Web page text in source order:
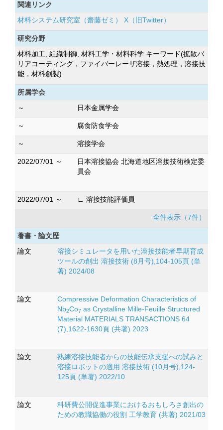
関連リンク
材料システム研究室（齋藤ゼミ） X（旧Twitter）
研究分野
材料加工, 組織制御, 材料工学・材料科学 キーワード(拡散バ
リアコーティング，ファイバーレーザ溶接，熱処理，溶接技
能，材料創製)
所属学会
～
日本金属学会
～ 腐食防食学会
～ 溶接学会
2022/07/01 ～
日本溶接協会 北海道地区溶接技術検定委
員会
2022/07/01 ～ ∟ 溶接技能評価員
全件表示（7件）
著書・論文歴
論文
溶接シミュレータを用いた溶接技能者早期育成
ツールの創出 溶接技術 (8月号),104-105頁 (単
著) 2024/08
論文
Compressive Deformation Characteristics of
Nb2Co7 as Crystalline Mille-Feuille Structured
Material MATERIALS TRANSACTIONS 64
(7),1622-1630頁 (共著) 2023
論文
熟練溶接技能者からの技能伝承支援への試みと
溶接ロボットの適用 溶接技術 (10月号),124-
125頁 (単著) 2022/10
論文
科研費公開促進事業におけるおもしろさ創出の
ための教職協働の役割 工学教育 (共著) 2021/03